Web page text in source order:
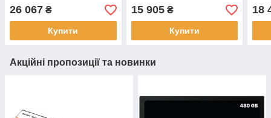
26 067 ₴
Купити
15 905₴
Купити
18
Акційні пропозиції та новинки